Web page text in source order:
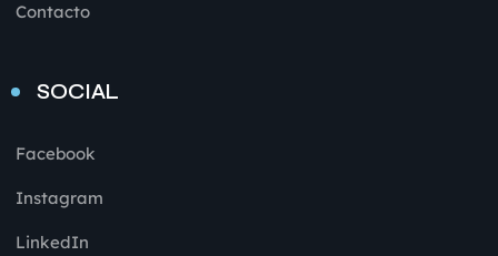
Contacto
SOCIAL
Facebook
Instagram
LinkedIn